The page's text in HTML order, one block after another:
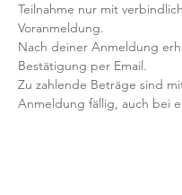
Teilnahme nur mit
Voranmeldung.
Nach deiner Anmeldung
Bestätigung per Email.
Zu zahlende Beträge sind
Anmeldung fällig, auch bei